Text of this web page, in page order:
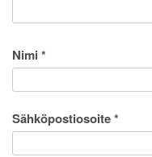
Nimi *
Sähköpostiosoite*